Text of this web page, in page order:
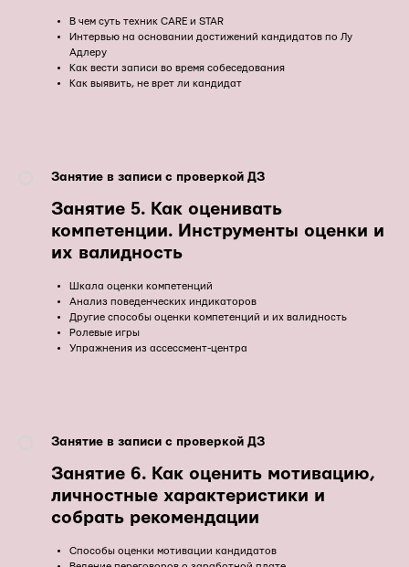
В чем суть техник CARE и STAR
Интервью на основании достижений кандидатов по Лу
Адлеру
Как вести записи во время собеседования
Как выявить, не врет ли кандидат
Занятие в записи с проверкой ДЗ
Занятие 5. Как оценивать
компетенции. Инструменты оценки и
их валидность
Шкала оценки компетенций
Анализ поведенческих индикаторов
Другие способы оценки компетенций и их валидность
Ролевые игры
Упражнения из ассессмент-центра
Занятие в записи с проверкой ДЗ
Занятие 6. Как оценить мотивацию,
личностные характеристики и
собрать рекомендации
Способы оценки мотивации кандидатов